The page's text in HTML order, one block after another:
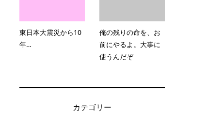
東日本大震災から10
年…
俺の残りの命を、お
前にやるよ。大事に
使うんだぞ
カテゴリー